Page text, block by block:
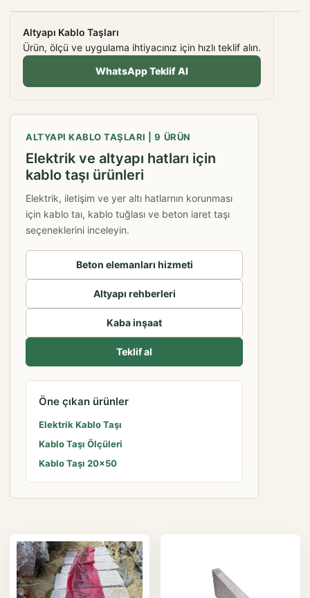
Altyapı Kablo Taşları
Ürün, ölçü ve uygulama ihtiyacınız için hızlı teklif alın.
WhatsApp Teklif Al
ALTYAPI KABLO TAŞLARI | 9 ÜRÜN
Elektrik ve altyapı hatları için
kablo taşı ürünleri
Elektrik, iletişim ve yer altı hatlarnın korunması
için kablo taı, kablo tuğlası ve beton iaret taşı
seçeneklerini inceleyin.
Beton elemanları hizmeti
Altyapı rehberleri
Kaba inşaat
Teklif al
Öne çıkan ürünler
Elektrik Kablo Taşı
Kablo Taşı Ölçüleri
Kablo Taşı 20×50